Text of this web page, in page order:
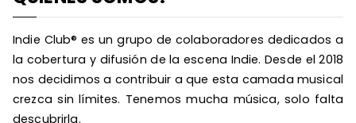
Indie Club® es un grupo de colaboradores dedicados a
la cobertura y difusión de la escena Indie. Desde el 2018
nos decidimos a contribuir a que esta camada musical
crezca sin límites. Tenemos mucha música, solo falta
descubrirla.